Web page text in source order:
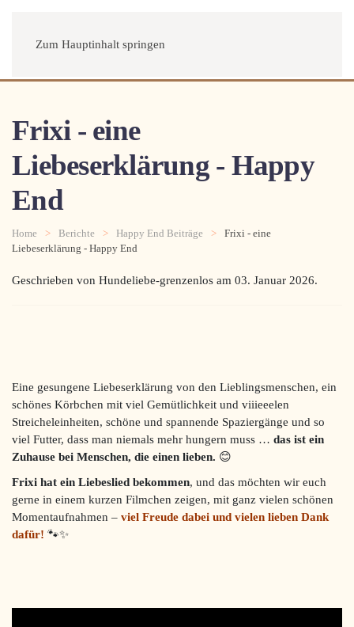
Zum Hauptinhalt springen
Menü
Frixi - eine
Liebeserklärung - Happy
End
Home Berichte Happy End Beiträge
Frixi - eine
Liebeserklärung - Happy End
Geschrieben von Hundeliebe-grenzenlos am 03. Januar 2026.
Eine gesungene Liebeserklärung von den Lieblingsmenschen, ein
schönes Körbchen mit viel Gemütlichkeit und viiieeelen
Streicheleinheiten, schöne und spannende Spaziergänge und so
viel Futter, dass man niemals mehr hungern muss … das ist ein
Zuhause bei Menschen, die einen lieben. 😊
Frixi hat ein Liebeslied bekommen, und das möchten wir euch
gerne in einem kurzen Filmchen zeigen, mit ganz vielen schönen
Momentaufnahmen – viel Freude dabei und vielen lieben Dank
dafür! 🐾✨